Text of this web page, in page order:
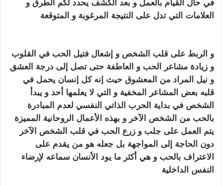
في حال القيام بالعمل و بعد الكشف يحدد لكم الطرق و
العلامات التي تدل على النتيجة المرغوبة و المتوقعة
و الربط على قلب الشخص و إشعال فتيل الحب في القلوب
و زيادة مشاعر الحب و العاطفة حتى تصل إلى درجة العشق
و نيل المراد من المعشوق حيث إنه كل إنسان يحمل في
قلبه بعض المشاعر
المخفية و التي لا يعلمها أحد و يبدأ
الشخص في بداية الحرب الذاتي النفسي لعدم المبادرة
بالحب من الشخص
الآخر و بهذه الأعمال الروحانية المميزة
يتم العمل على جلب و زرع الحب في قلب الشخص الآخر
دون الحاجة إلى المواجهة بل جعله هو من يقدم على
الاعتراف بالحب و هي أكثر ما يود الأنسان سماعه لإرضاء
النفس الداخلية